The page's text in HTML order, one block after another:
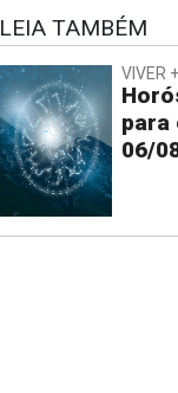
LEIA TAMBÉM
VIVER +
para
06/